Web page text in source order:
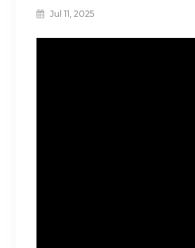
Jul 11, 2025